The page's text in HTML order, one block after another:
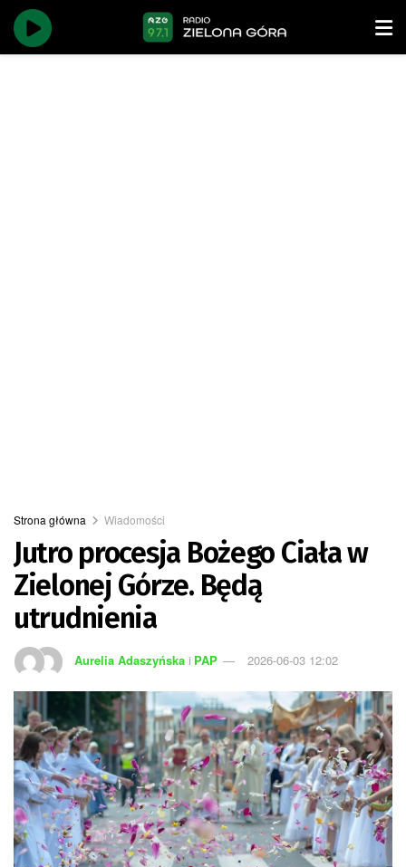
Strona główna Wiadomości
Jutro procesja Bożego Ciała w
Zielonej Górze. Będą
utrudnienia
Aurelia Adaszyńska i PAP 2026-06-03 12:02